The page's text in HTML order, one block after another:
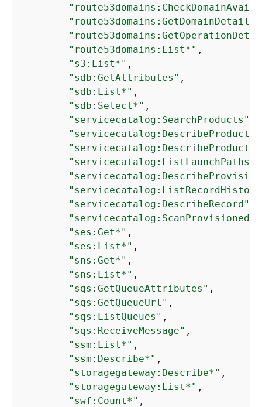
"route53domains:GetDomainDetail"
"route53domains:List*" ,
"s3:List*" ,
"sdb:GetAttributes" ,
"sdb:List*" ,
"sdb:Select*" ,
"servicecatalog:SearchProducts"
"servicecatalog:DescribeProduct"
"servicecatalog:ListLaunchPaths"
"servicecatalog:DescribeRecord"
"ses:Get*" ,
"ses:List*" ,
"sns:Get*" ,
"sns:List*" ,
"sqs:GetQueueAttributes" ,
"sqs:GetQueueUrl" ,
"sqs:ListQueues" ,
"sqs:ReceiveMessage" ,
"ssm:List*" ,
"ssm:Describe*" ,
"storagegateway:Describe*" ,
"storagegateway:List*" ,
"swf:Count*" ,